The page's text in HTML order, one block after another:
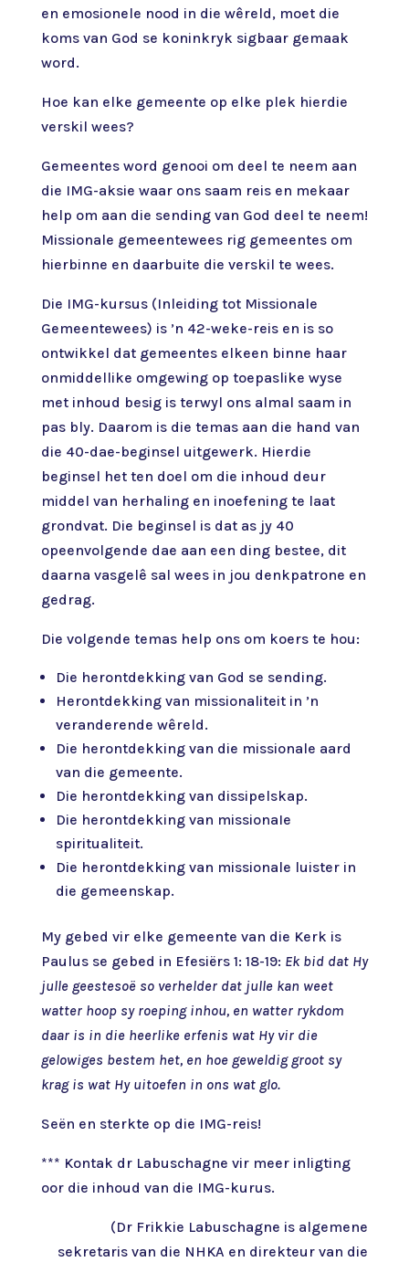
en emosionele nood in die wêreld, moet die
koms van God se koninkryk sigbaar gemaak
word.
Hoe kan elke gemeente op elke plek hierdie
verskil wees?
Gemeentes word genooi om deel te neem aan
die IMG-aksie waar ons saam reis en mekaar
help om aan die sending van God deel te neem!
Missionale gemeentewees rig gemeentes om
hierbinne en daarbuite die verskil te wees.
Die IMG-kursus (Inleiding tot Missionale
Gemeentewees) is ’n 42-weke-reis en is so
ontwikkel dat gemeentes elkeen binne haar
onmiddellike omgewing op toepaslike wyse
met inhoud besig is terwyl ons almal saam in
pas bly. Daarom is die temas aan die hand van
die 40-dae-beginsel uitgewerk. Hierdie
beginsel het ten doel om die inhoud deur
middel van herhaling en inoefening te laat
grondvat. Die beginsel is dat as jy 40
opeenvolgende dae aan een ding bestee, dit
daarna vasgelê sal wees in jou denkpatrone en
gedrag.
Die volgende temas help ons om koers te hou:
Die herontdekking van God se sending.
Herontdekking van missionaliteit in ’n
veranderende wêreld.
Die herontdekking van die missionale aard
van die gemeente.
Die herontdekking van dissipelskap.
Die herontdekking van missionaIe
spiritualiteit.
Die herontdekking van missionale luister in
die gemeenskap.
My gebed vir elke gemeente van die Kerk is
Paulus se gebed in Efesiërs 1: 18-19: Ek bid dat Hy
julle geestesoë so verhelder dat julle kan weet
watter hoop sy roeping inhou, en watter rykdom
daar is in die heerlike erfenis wat Hy vir die
gelowiges bestem het, en hoe geweldig groot sy
krag is wat Hy uitoefen in ons wat glo.
Seën en sterkte op die IMG-reis!
*** Kontak dr Labuschagne vir meer inligting
oor die inhoud van die IMG-kurus.
(Dr Frikkie Labuschagne is algemene
sekretaris van die NHKA en direkteur van die